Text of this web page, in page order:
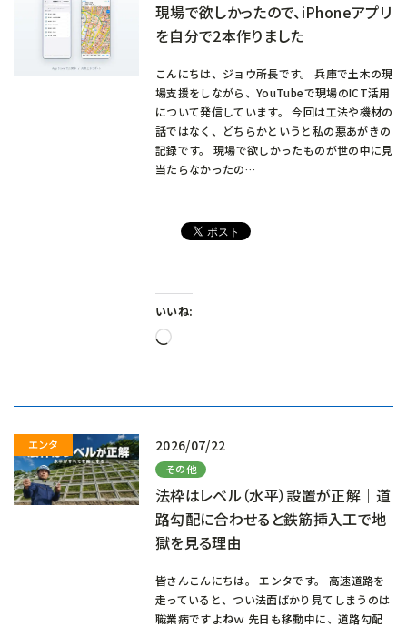
現場で欲しかったので、iPhoneアプリ
を自分で2本作りました
こんにちは、ジョウ所長です。 兵庫で土木の現
場支援をしながら、YouTubeで現場のICT活用
について発信しています。 今回は工法や機材の
話ではなく、どちらかというと私の悪あがきの
記録です。 現場で欲しかったものが世の中に見
当たらなかったの…
いいね:
読
2026/07/22
その他
法枠はレベル（水平）設置が正解｜道
路勾配に合わせると鉄筋挿入工で地
獄を見る理由
皆さんこんにちは。 エンタです。 高速道路を
走っていると、つい法面ばかり見てしまうのは
職業病ですよねｗ 先日も移動中に、道路勾配